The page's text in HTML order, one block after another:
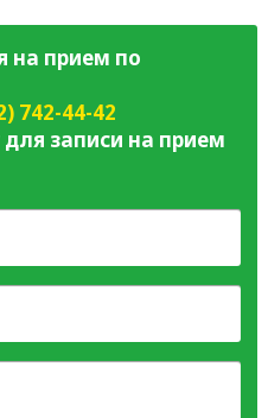
на прием по
742-44-42
записи на прием